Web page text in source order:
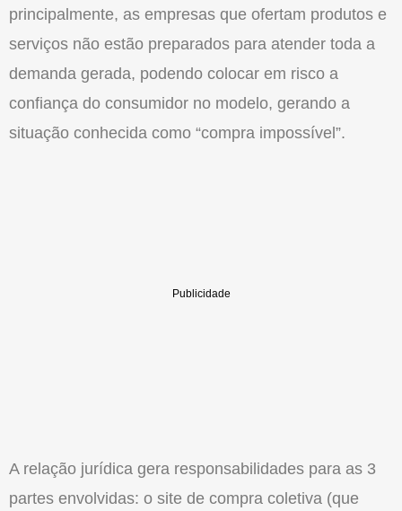
principalmente, as empresas que ofertam produtos e
serviços não estão preparados para atender toda a
demanda gerada, podendo colocar em risco a
confiança do consumidor no modelo, gerando a
situação conhecida como “compra impossível”.
A relação jurídica gera responsabilidades para as 3
partes envolvidas: o site de compra coletiva (que